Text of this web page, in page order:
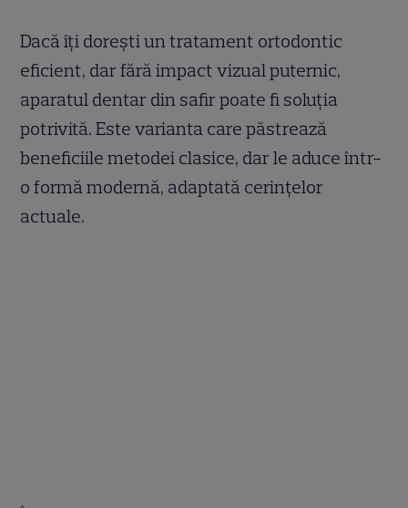
Dacă îți dorești un tratament ortodontic
eficient, dar fără impact vizual puternic,
aparatul dentar din safir poate fi soluția
potrivită. Este varianta care păstrează
beneficiile metodei clasice, dar le aduce într-
o formă modernă, adaptată cerințelor
actuale.